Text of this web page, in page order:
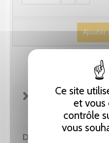
Ce site
et vous
contrôle
vous
Ajouter
FICHE TECHNIQUE
DE MÊME AUTEUR(E)